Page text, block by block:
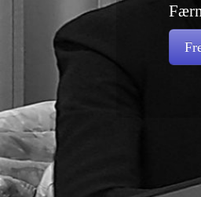
Færni og hæfni við
Frekari upplýsingar